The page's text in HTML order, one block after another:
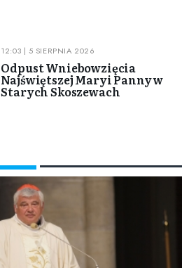
12:03 | 5 SIERPNIA 2026
Odpust Wniebowzięcia
Najświętszej Maryi Panny w
Starych Skoszewach